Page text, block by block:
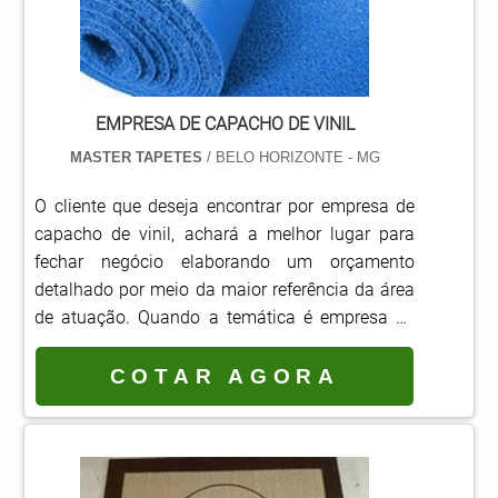
EMPRESA DE CAPACHO DE VINIL
MASTER TAPETES / BELO HORIZONTE - MG
O cliente que deseja encontrar por empresa de
capacho de vinil, achará a melhor lugar para
fechar negócio elaborando um orçamento
detalhado por meio da maior referência da área
de atuação. Quando a temática é empresa de
capacho de vinil, com a equipe da Master
Tapetes é possível encontrar excelente custo-
benefício com pagamento facilitado.ALGUNS
DETALHES SOBRE A EMPRESA DE CAPACHO DE
VINILHá muitas maneiras eficientes de
demonstrar competência e excelência como
COTAR AGORA